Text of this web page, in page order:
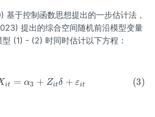
{+}
\lef
{i
t},
X
_
{2
j
于控制函数思想提出的一步估计法，
提出的综合空间随机前沿模型变量
(1) - (2) 时同时估计以下方程：
\begin{equation} X_{i
it = α3 + Zitδ + εit